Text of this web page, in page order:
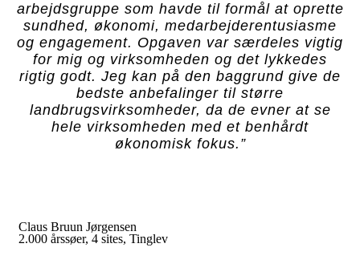
arbejdsgruppe som havde til formål at oprette
sundhed, økonomi, medarbejderentusiasme
og engagement. Opgaven var særdeles vigtig
for mig og virksomheden og det lykkedes
rigtig godt. Jeg kan på den baggrund give de
bedste anbefalinger til større
landbrugsvirksomheder, da de evner at se
hele virksomheden med et benhårdt
økonomisk fokus.”
Claus Bruun Jørgensen
2.000 årssøer, 4 sites, Tinglev